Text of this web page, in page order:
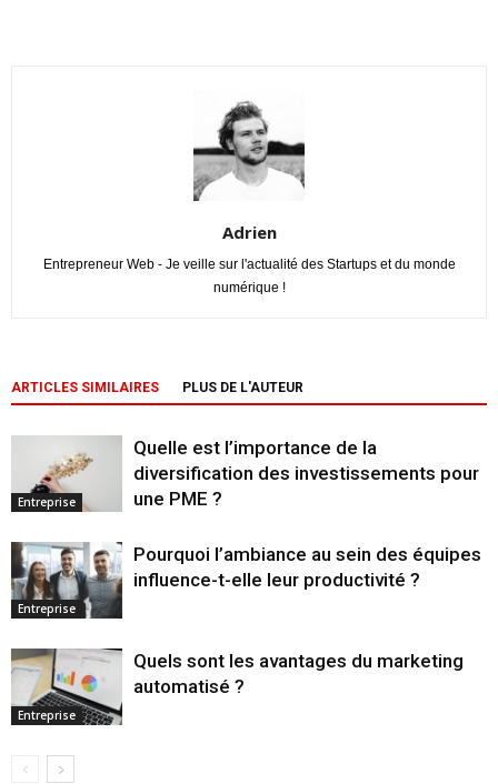
Adrien
Entrepreneur Web - Je veille sur l'actualité des Startups et du monde
numérique !
ARTICLES SIMILAIRES PLUS DE L'AUTEUR
Entreprise
Quelle est l’importance de la
diversification des investissements pour
une PME ?
Entreprise
Pourquoi l’ambiance au sein des équipes
influence-t-elle leur productivité ?
Entreprise
Quels sont les avantages du marketing
automatisé ?